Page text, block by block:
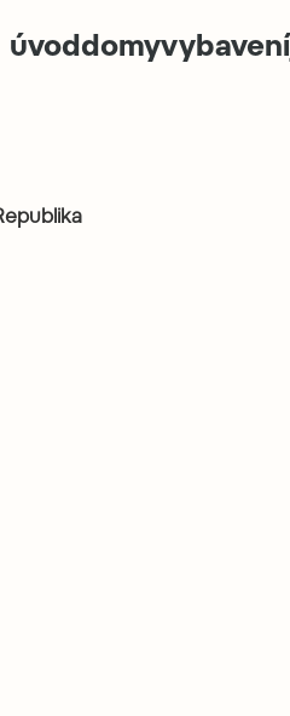
úvoddomyvybavení